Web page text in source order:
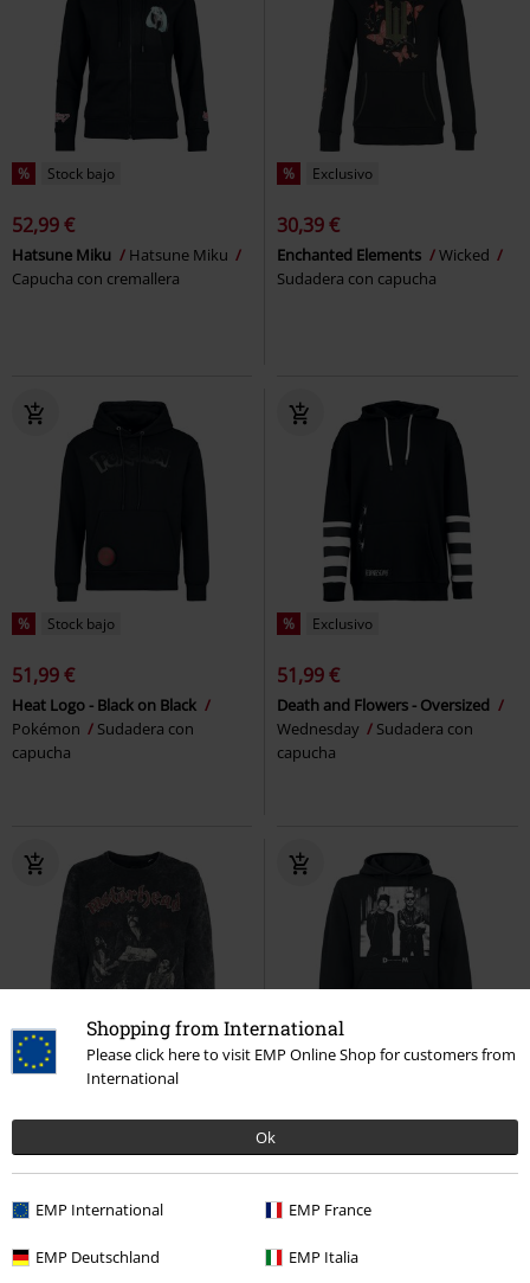
Shopping from International
Please click here to visit EMP Online Shop for customers from
International
Ok
EMP International EMP France
EMP Deutschland EMP Italia
% Stock bajo
52,99 €
Hatsune Miku
Hatsune Miku
Capucha con cremallera
% Exclusivo
30,39 €
Enchanted Elements
Wicked
Sudadera con capucha
% Stock bajo
51,99 €
Heat Logo - Black on Black
Pokémon
Sudadera con
capucha
% Exclusivo
51,99 €
Death and Flowers - Oversized
Wednesday
Sudadera con
capucha
% Exclusivo
37,99 €
Fifty Years
Motörhead
Sudadera
45,89 €
Alley Photo
Depeche Mode
Sudadera con capucha